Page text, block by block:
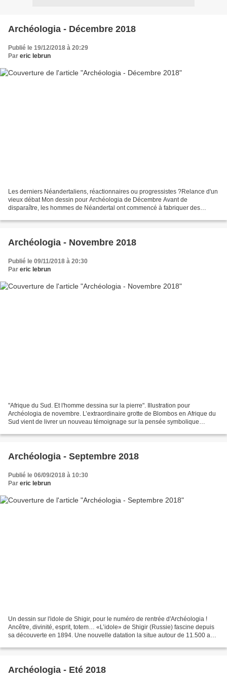
Archéologia - Décembre 2018
Publié le 19/12/2018 à 20:29
Par eric lebrun
Les derniers Néandertaliens, réactionnaires ou progressistes ?Relance d'un
vieux débat Mon dessin pour Archéologia de Décembre Avant de
disparaître, les hommes de Néandertal ont commencé à fabriquer des
Archéologia - Novembre 2018
Publié le 09/11/2018 à 20:30
Par eric lebrun
"Afrique du Sud. Et l'homme dessina sur la pierre". Illustration pour
Archéologia de novembre. L’extraordinaire grotte de Blombos en Afrique du
Sud vient de livrer un nouveau témoignage sur la pensée symbolique
Archéologia - Septembre 2018
Publié le 06/09/2018 à 10:30
Par eric lebrun
Un dessin sur l'idole de Shigir, pour le numéro de rentrée d'Archéologia !
Ancêtre, divinité, esprit, totem… «L’idole» de Shigir (Russie) fascine depuis
sa découverte en 1894. Une nouvelle datation la situe autour de 11.500 ans
Archéologia - Eté 2018